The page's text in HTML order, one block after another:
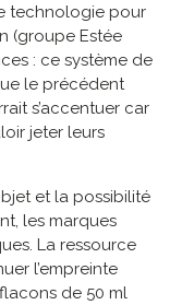
technologie pour
(groupe Estée
: ce système de
le précédent
s’accentuer car
jeter leurs
et la possibilité
les marques
La ressource
l’empreinte
de 50 ml